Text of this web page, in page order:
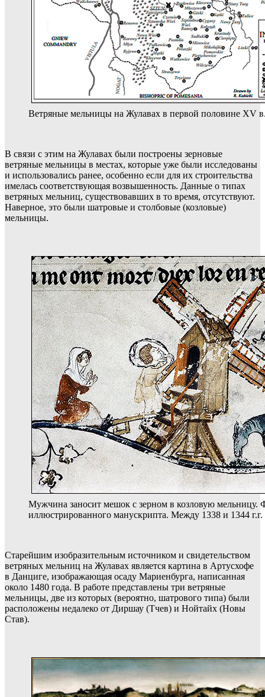
Ветряные мельницы на Жулавах в первой половине XV
В связи с этим на Жулавах были построены зерновые
ветряные мельницы в местах, которые уже были исследованы
и использовались ранее, особенно если для их строительства
имелась соответствующая возвышенность. Данные о типах
ветряных мельниц, существовавших в то время, отсутствуют.
Наверное, это были шатровые и столбовые (козловые)
мельницы.
Мужчина заносит мешок с зерном в козловую мельницу.
иллюстрированного манускрипта. Между 1338 и 1344
Старейшим изобразительным источником и свидетельством
ветряных мельниц на Жулавах является картина в Артусхофе
в Данциге, изображающая осаду Мариенбурга, написанная
около 1480 года. В работе представлены три ветряные
мельницы, две из которых (вероятно, шатрового типа) были
расположены недалеко от Диршау (Тчев) и Нойтайх (Новы
Став).